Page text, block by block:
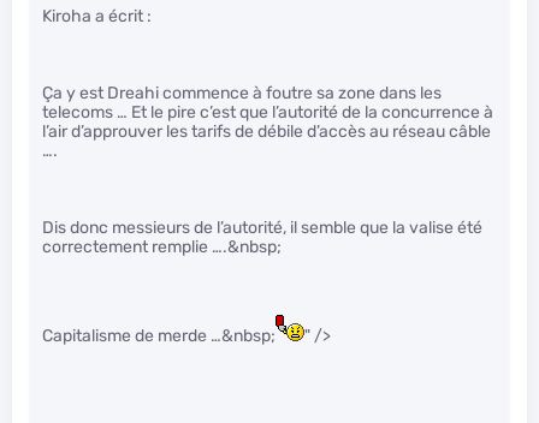
Kiroha a écrit :
Ça y est Dreahi commence à foutre sa zone dans les
telecoms … Et le pire c’est que l’autorité de la concurrence à
l’air d’approuver les tarifs de débile d’accès au réseau câble
….
Dis donc messieurs de l’autorité, il semble que la valise été
correctement remplie ….&nbsp;
Capitalisme de merde …&nbsp; " />